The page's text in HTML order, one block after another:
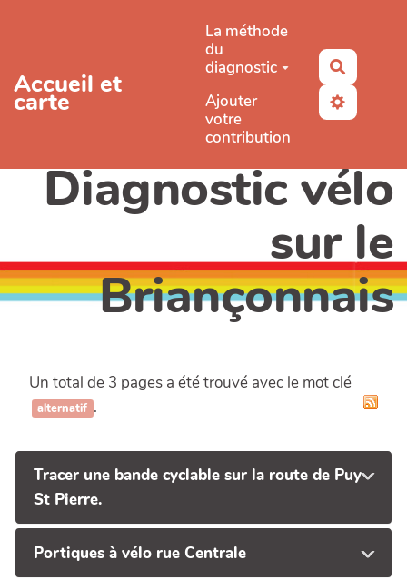
Accueil et
carte
La méthode
du
diagnostic
Ajouter
votre
contribution
Diagnostic vélo
sur le
Briançonnais
Un total de 3 pages a été trouvé avec le mot clé
alternatif .
Tracer une bande cyclable sur la route de Puy
St Pierre.
Portiques à vélo rue Centrale